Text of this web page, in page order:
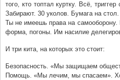
того, кто топтал куртку. Всё,
Забирают. 30 уколов. Бумага на стол.
Ты не имеешь права на
форма, погоны. Им насилие
И три кита, на которых это стоит:
Безопасность. «Мы защищаем
Помощь. «Мы лечим, мы спасаем».